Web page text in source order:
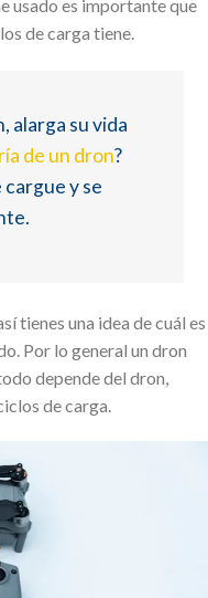
usado es importante que
de carga tiene.
alarga su vida
de un dron?
y se
tienes una idea de cuál es
Por lo general un dron
depende del dron,
de carga.